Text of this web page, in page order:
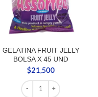
cantidad
GELATINA FRUIT JELLY
BOLSA X 45 UND
$21,500
GELATINA FRUIT